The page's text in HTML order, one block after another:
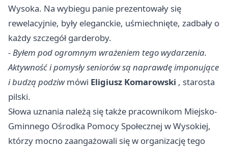
Wysoka. Na wybiegu panie prezentowały się
rewelacyjnie, były eleganckie, uśmiechnięte, zadbały o
każdy szczegół garderoby.
- Byłem pod ogromnym wrażeniem tego wydarzenia.
Aktywność i pomysły seniorów są naprawdę imponujące
i budzą podziwmówi Eligiusz Komarowski , starosta
pilski.
Słowa uznania należą się także pracownikom Miejsko-
Gminnego Ośrodka Pomocy Społecznej w Wysokiej,
którzy mocno zaangażowali się w organizację tego